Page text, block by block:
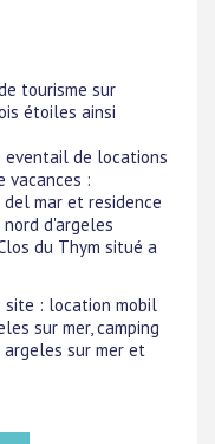
tourisme sur
étoiles ainsi
eventail de locations
vacances :
mar et residence
d'argeles
du Thym situé a
site : location mobil
sur mer, camping
argeles sur mer et